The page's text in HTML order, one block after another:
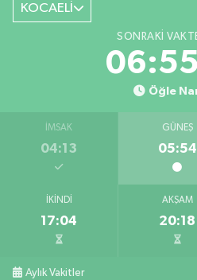
KOCAELİ
SONRAKI
Öğle
İMSAK
04:13
GÜNEŞ
05:54
İKINDI
17:04
AKŞAM
20:18
Aylık Vakitler